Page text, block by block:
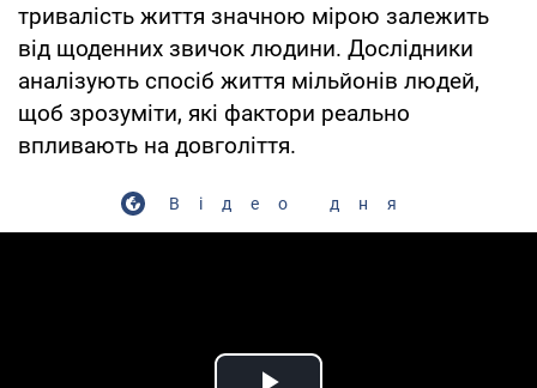
тривалість життя значною мірою залежить
від щоденних звичок людини. Дослідники
аналізують спосіб життя мільйонів людей,
щоб зрозуміти, які фактори реально
впливають на довголіття.
Відео дня